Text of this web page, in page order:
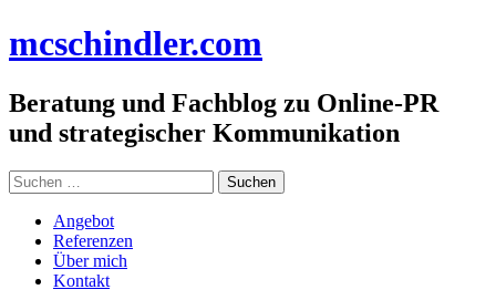
Inhalt
mcschindler.com
Beratung und Fachblog zu Online-PR
und strategischer Kommunikation
Suchen
nach:
Angebot
Referenzen
Über mich
Kontakt